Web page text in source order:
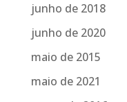
junho de 2018
junho de 2020
maio de 2015
maio de 2021